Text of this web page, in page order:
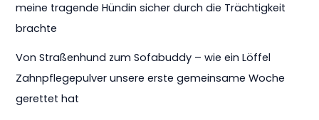
meine tragende Hündin sicher durch die Trächtigkeit
brachte
Von Straßenhund zum Sofabuddy – wie ein Löffel
Zahnpflegepulver unsere erste gemeinsame Woche
gerettet hat